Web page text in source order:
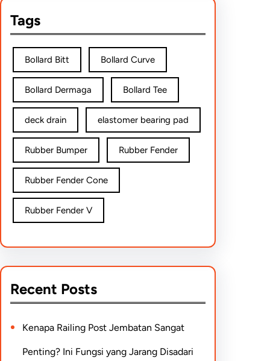
Tags
Bollard Bitt Bollard Curve
Bollard Dermaga Bollard Tee
deck drain elastomer bearing pad
Rubber Bumper Rubber Fender
Rubber Fender Cone
Rubber Fender V
Recent Posts
Kenapa Railing Post Jembatan Sangat
Penting? Ini Fungsi yang Jarang Disadari